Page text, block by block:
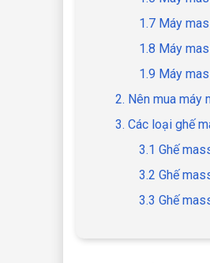
1.7 Máy
1.8 Máy
1.9 Máy
2. Nên mua máy
3. Các loại ghế
3.1 Ghế
3.2 Ghế
3.3 Ghế